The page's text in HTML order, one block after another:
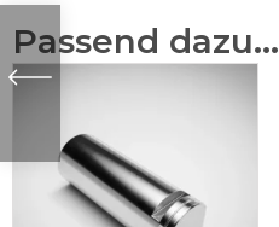
Passend dazu...